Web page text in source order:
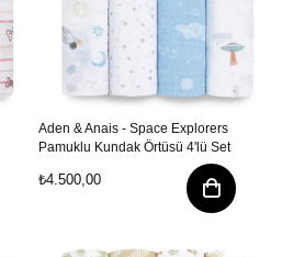
Aden & Anais - Space Explorers
Pamuklu Kundak Örtüsü 4'lü Set
₺4.500,00